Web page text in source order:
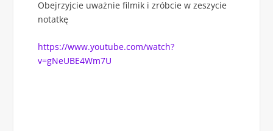
Obejrzyjcie uważnie filmik i zróbcie w zeszycie
notatkę
https://www.youtube.com/watch?
v=gNeUBE4Wm7U